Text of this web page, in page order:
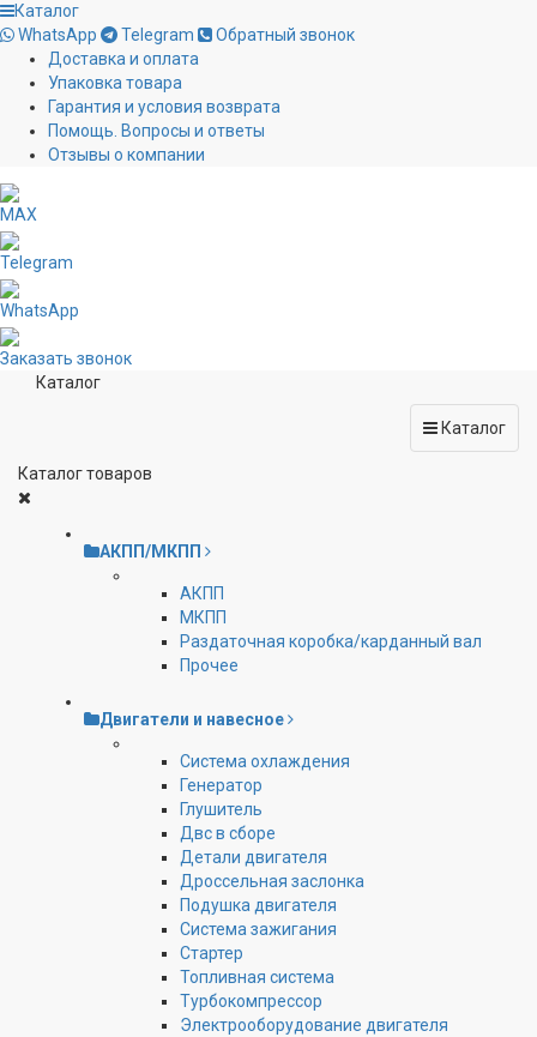
Каталог
WhatsApp
Telegram
Обратный звонок
Доставка и оплата
Упаковка товара
Гарантия и условия возврата
Помощь. Вопросы и ответы
Отзывы о компании
MAX
Telegram
WhatsApp
Заказать звонок
Каталог
Каталог
Каталог товаров
АКПП/МКПП
АКПП
МКПП
Раздаточная коробка/карданный вал
Прочее
Двигатели и навесное
Cистема охлаждения
Генератор
Глушитель
Двс в сборе
Детали двигателя
Дроссельная заслонка
Подушка двигателя
Система зажигания
Стартер
Топливная система
Турбокомпрессор
Электрооборудование двигателя